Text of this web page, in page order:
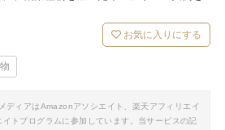
お気に入りにする
ディアはAmazonアソシエイト、楽天アフィリエイ
トプログラムに参加しています。当サービスの記